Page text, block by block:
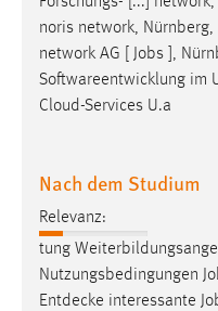
noris network, Nürnberg,
network AG [ Jobs ],
Softwareentwicklung im
Cloud-Services U.a
Nach dem Studium
Relevanz:
tung
Nutzungsbedingungen
Entdecke interessante
Conversion-Tracking
Cookie Laufzeit:
3 Monate
Name:
_fbp
Anbieter:
Facebook